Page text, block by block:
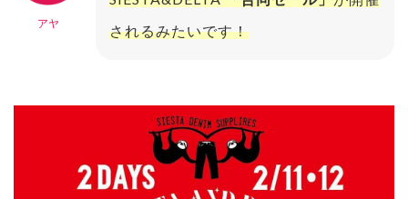
アヤ
されるみたいです！